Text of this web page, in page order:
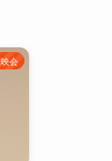
会